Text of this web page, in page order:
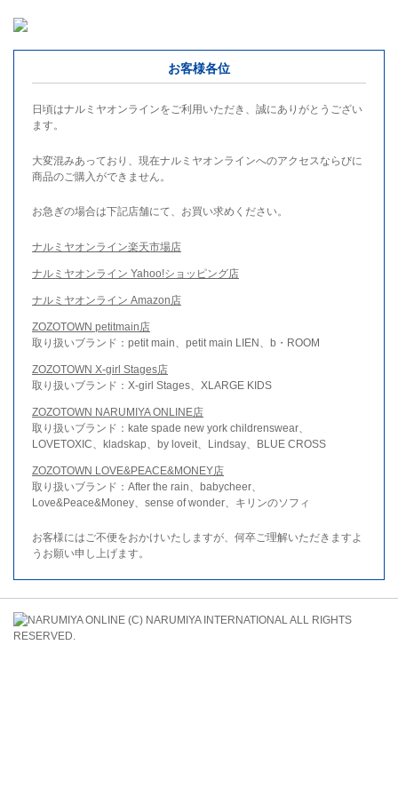
お客様各位
日頃はナルミヤオンラインをご利用いただき、誠にありがとうござい
ます。
大変混みあっており、現在ナルミヤオンラインへのアクセスならびに
商品のご購入ができません。
お急ぎの場合は下記店舗にて、お買い求めください。
ナルミヤオンライン楽天市場店
ナルミヤオンライン Yahoo!ショッピング店
ナルミヤオンライン Amazon店
ZOZOTOWN petitmain店
取り扱いブランド：petit main、petit main LIEN、b・ROOM
ZOZOTOWN X-girl Stages店
取り扱いブランド：X-girl Stages、XLARGE KIDS
ZOZOTOWN NARUMIYA ONLINE店
取り扱いブランド：kate spade new york childrenswear、
LOVETOXIC、kladskap、by loveit、Lindsay、BLUE CROSS
ZOZOTOWN LOVE&PEACE&MONEY店
取り扱いブランド：After the rain、babycheer、
Love&Peace&Money、sense of wonder、キリンのソフィ
お客様にはご不便をおかけいたしますが、何卒ご理解いただきますよ
うお願い申し上げます。